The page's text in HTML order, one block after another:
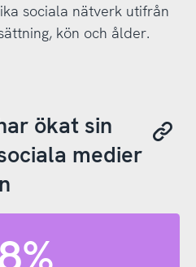
sociala nätverk utifrån
kön och ålder.
ökat sin
medier